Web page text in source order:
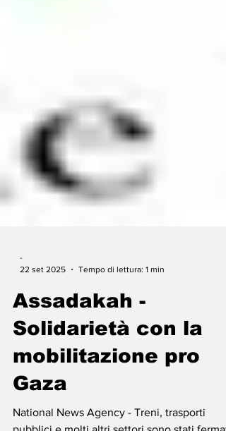
22 set 2025
Tempo di lettura: 1 min
Assadakah -
Solidarietà con la
mobilitazione pro
Gaza